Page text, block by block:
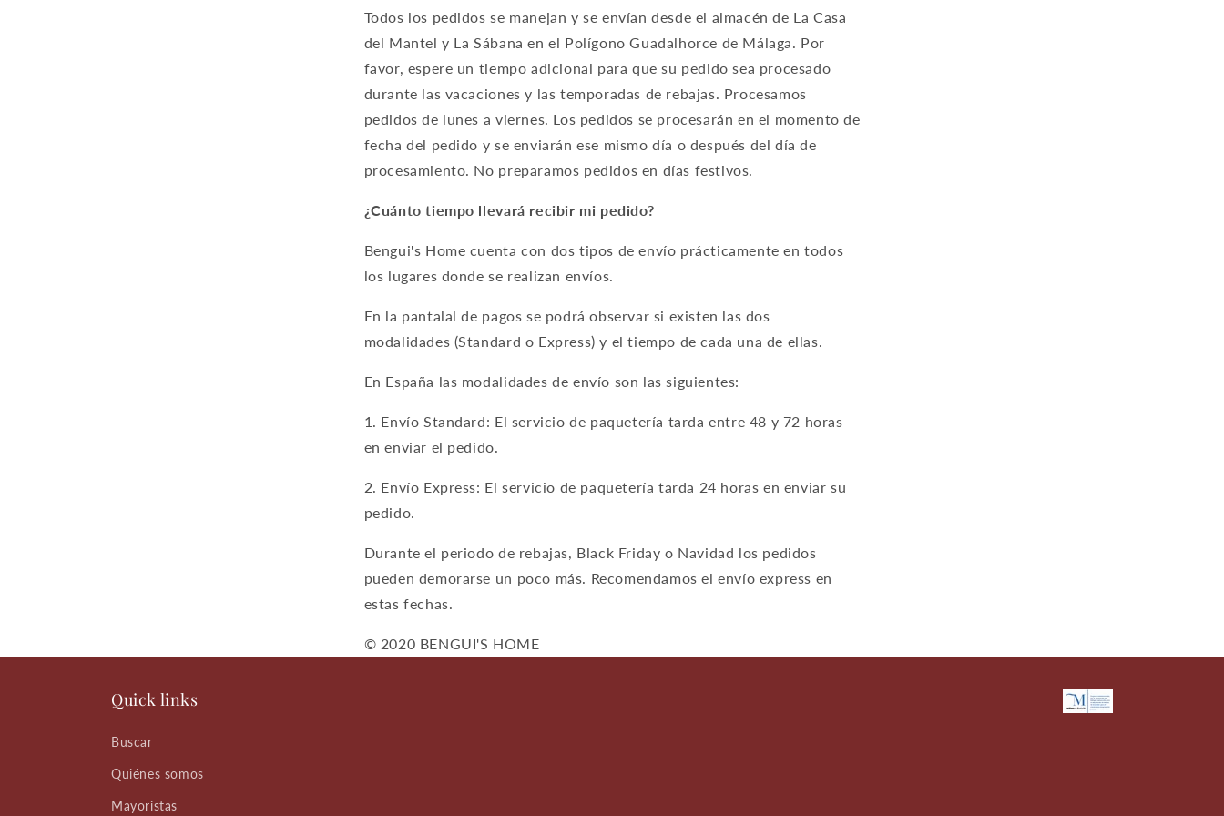
Todos los pedidos se manejan y se envían desde el almacén de La Casa
del Mantel y La Sábana en el Polígono Guadalhorce de Málaga. Por
favor, espere un tiempo adicional para que su pedido sea procesado
durante las vacaciones y las temporadas de rebajas. Procesamos
pedidos de lunes a viernes. Los pedidos se procesarán en el momento de
fecha del pedido y se enviarán ese mismo día o después del día de
procesamiento. No preparamos pedidos en días festivos.
¿Cuánto tiempo llevará recibir mi pedido?
Bengui's Home cuenta con dos tipos de envío prácticamente en todos
los lugares donde se realizan envíos.
En la pantalal de pagos se podrá observar si existen las dos
modalidades (Standard o Express) y el tiempo de cada una de ellas.
En España las modalidades de envío son las siguientes:
1. Envío Standard: El servicio de paquetería tarda entre 48 y 72 horas
en enviar el pedido.
2. Envío Express: El servicio de paquetería tarda 24 horas en enviar su
pedido.
Durante el periodo de rebajas, Black Friday o Navidad los pedidos
pueden demorarse un poco más. Recomendamos el envío express en
estas fechas.
© 2020 BENGUI'S HOME
Quick links
Buscar
Quiénes somos
Mayoristas